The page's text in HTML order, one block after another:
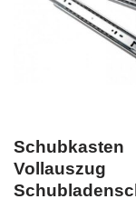
Schubkasten
Vollauszug